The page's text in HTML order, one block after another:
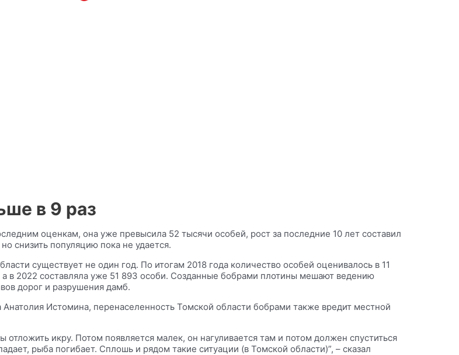
в 9 раз
оценкам, она уже превысила 52 тысячи особей, рост за последние 10 лет составил
снизить популяцию пока не удается.
существует не один год. По итогам 2018 года количество особей оценивалось в 11
в 2022 составляла уже 51 893 особи. Созданные бобрами плотины мешают ведению
дорог и разрушения дамб.
Истомина, перенаселенность Томской области бобрами также вредит местной
икру. Потом появляется малек, он нагуливается там и потом должен спуститься
рыба погибает. Сплошь и рядом такие ситуации (в Томской области)”, – сказал